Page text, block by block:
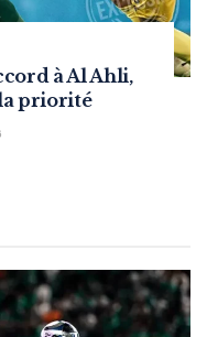
à Al Ahli,
priorité